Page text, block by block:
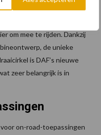
om mee te rijden. Dankzij
de unieke
is DAF’s nieuwe
zeer belangrijk is in
on-road-toepassingen